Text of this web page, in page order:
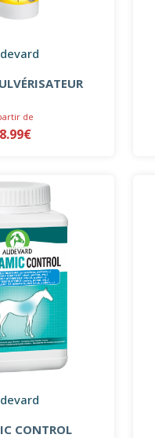
de
CONTROL